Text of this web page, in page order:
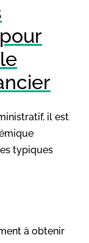
il est
typiques
à obtenir